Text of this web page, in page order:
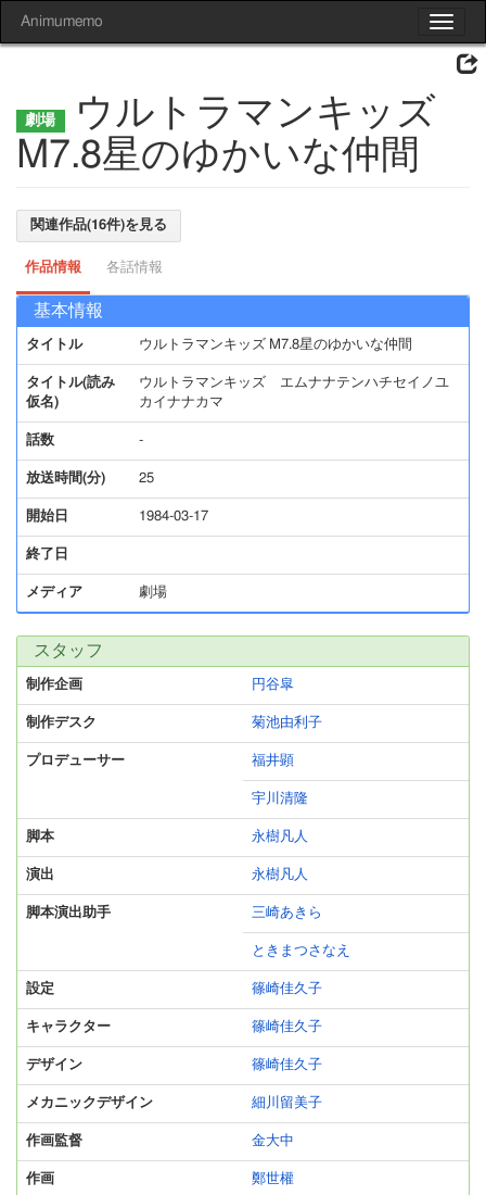
Toggle
Animumemo
ウルトラマンキッズ
M7.8星のゆかいな仲間
関連作品(16件)を見る
作品情報 各話情報
基本情報
タイトル ウルトラマンキッズ M7.8星のゆかいな仲間
タイトル(読み
仮名)
ウルトラマンキッズ エムナナテンハチセイノユ
カイナナカマ
話数 -
放送時間(分) 25
開始日 1984-03-17
終了日
メディア 劇場
スタッフ
制作企画 円谷皐
制作デスク 菊池由利子
プロデューサー 福井顕
宇川清隆
脚本 永樹凡人
演出 永樹凡人
脚本演出助手 三崎あきら
ときまつさなえ
設定 篠崎佳久子
キャラクター 篠崎佳久子
デザイン 篠崎佳久子
メカニックデザイン 細川留美子
作画監督 金大中
作画 鄭世權